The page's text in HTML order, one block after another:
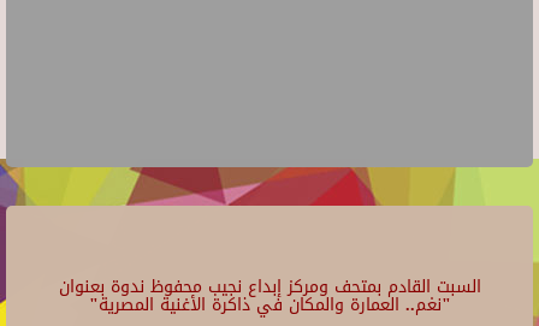
السبت القادم بمتحف ومركز إبداع نجيب محفوظ ندوة بعنوان
"نغم.. العمارة والمكان في ذاكرة الأغنية المصرية"